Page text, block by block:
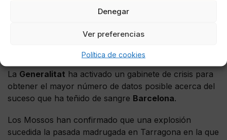
Denegar
Ver preferencias
Política de cookies
Los terroristas nacieron enMarruecos
días se habían trasladado aCataluña
ataque de esta tarde.
La Generalitat ha activado un gabinete de crisis para
obtener el mayor número de datos posible acerca del
suceso que ha teñido de sangre Barcelona.
Los Mossos han confirmado que una explosión
sucedida la pasada madrugada en Tarragona en la que